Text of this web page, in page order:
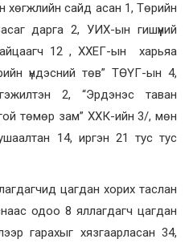
хөгжлийн сайд асан 1, Төрийн
дарга 2, УИХ-ын гишүүний
12 , ХХЕГ-ын харьяа
үндэсний төв” ТӨҮГ-ын 4,
2, “Эрдэнэс таван
төмөр зам” ХХК-ийн 3/, мөн
14, иргэн 21 тус тус
цагдан хорих таслан
одоо 8 яллагдагч цагдан
гарахыг хязгаарласан 34,